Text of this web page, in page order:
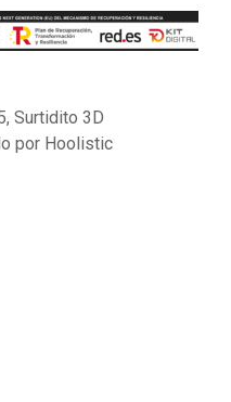
Surtidito 3D
por Hoolistic